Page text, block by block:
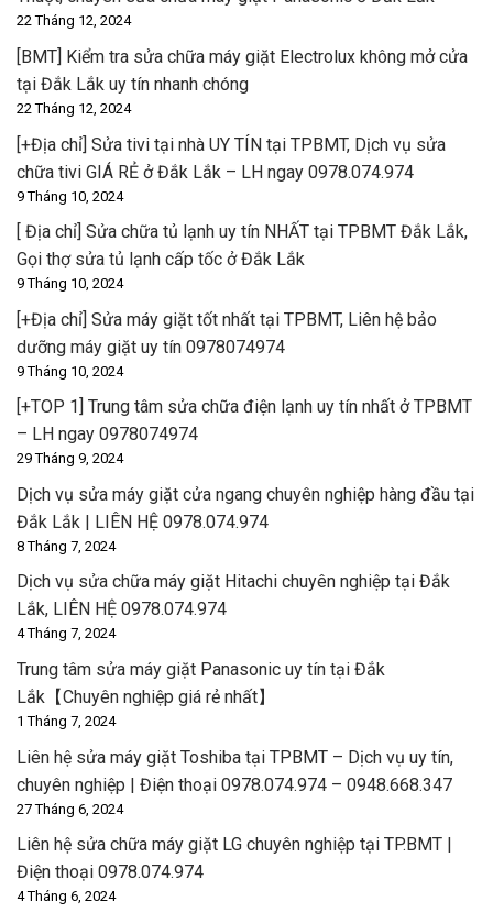
22 Tháng 12, 2024
[BMT] Kiểm tra sửa chữa máy giặt Electrolux không mở cửa
tại Đắk Lắk uy tín nhanh chóng
22 Tháng 12, 2024
[+Địa chỉ] Sửa tivi tại nhà UY TÍN tại TPBMT, Dịch vụ sửa
chữa tivi GIÁ RẺ ở Đắk Lắk – LH ngay 0978.074.974
9 Tháng 10, 2024
[ Địa chỉ] Sửa chữa tủ lạnh uy tín NHẤT tại TPBMT Đắk Lắk,
Gọi thợ sửa tủ lạnh cấp tốc ở Đắk Lắk
9 Tháng 10, 2024
[+Địa chỉ] Sửa máy giặt tốt nhất tại TPBMT, Liên hệ bảo
dưỡng máy giặt uy tín 0978074974
9 Tháng 10, 2024
[+TOP 1] Trung tâm sửa chữa điện lạnh uy tín nhất ở TPBMT
– LH ngay 0978074974
29 Tháng 9, 2024
Dịch vụ sửa máy giặt cửa ngang chuyên nghiệp hàng đầu tại
Đắk Lắk | LIÊN HỆ 0978.074.974
8 Tháng 7, 2024
Dịch vụ sửa chữa máy giặt Hitachi chuyên nghiệp tại Đắk
Lắk, LIÊN HỆ 0978.074.974
4 Tháng 7, 2024
Trung tâm sửa máy giặt Panasonic uy tín tại Đắk
Lắk【Chuyên nghiệp giá rẻ nhất】
1 Tháng 7, 2024
Liên hệ sửa máy giặt Toshiba tại TPBMT – Dịch vụ uy tín,
chuyên nghiệp | Điện thoại 0978.074.974 – 0948.668.347
27 Tháng 6, 2024
Liên hệ sửa chữa máy giặt LG chuyên nghiệp tại TP.BMT |
Điện thoại 0978.074.974
4 Tháng 6, 2024